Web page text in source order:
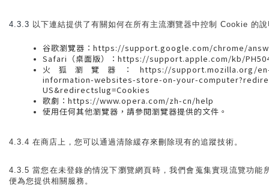
4.3.3 以下連結提供了有關如何在所有主流瀏覽器中控制 Cookie 的
谷歌瀏覽器：https://support.google.com/chrome/
Safari（桌面版）：https://support.apple.com/kb/
火狐瀏覽器：https://support.mozilla.org/en-
information-websites-store-on-your-
US&redirectslug=Cookies
歌劇：https://www.opera.com/zh-cn/help
使用任何其他瀏覽器，請參閱瀏覽器提供的文件。
4.3.4 在商店上，您可以通過清除緩存來刪除現有的追蹤技術。
4.3.5 當您在未登錄的情況下瀏覽網頁時，我們會蒐集實現流覽功能
便為您提供相關服務。